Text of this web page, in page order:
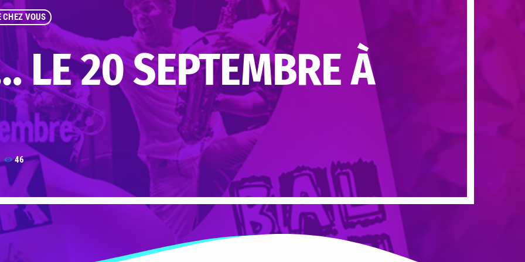
CHEZ VOUS
LE 20 SEPTEMBRE À
46